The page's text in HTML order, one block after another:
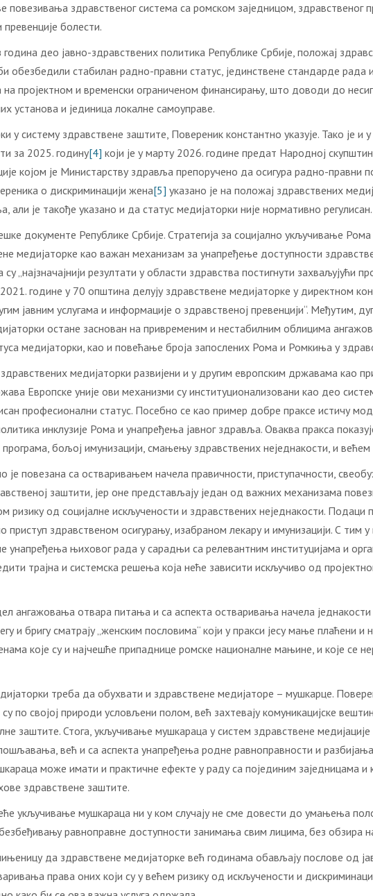
повезивања здравственог система са ромском заједницом,
болести.
део јавно-здравствених политика Републике Србије, положај
обезбедили стабилан радно-правни статус, јединствене стандарде
пројектном и временски ограниченом финансирању, што доводи до
установа и јединица локалне самоуправе.
у систему здравствене заштите, Повереник константно указује. Тако
за 2025. годину[4] који је у марту 2026. године предат Народној
којом је Министарству здравља препоручено да осигура радно-правни
о дискриминацији жена[5] указано је на положај здравствених
али је такође указано и да статус медијаторки није нормативно регулисан.
документе Републике Србије. Стратегија за социјално укључивање
медијаторке као важан механизам за унапређење доступности
„најзначајнији резултати у области здравства постигнути захваљујући
године у 70 општина делују здравствене медијаторке у директном
јавним услугама и информације о здравственој превенцији“. Међутим,
остане заснован на привременим и нестабилним облицима
медијаторки, као и повећање броја запослених Рома и Ромкиња у
медијаторки развијени и у другим европским државама као
Европске уније ови механизми су институционализовани као део
професионални статус. Посебно се као пример добре праксе истичу
инклузије Рома и унапређења јавног здравља. Оваква пракса
бољој имунизацији, смањењу здравствених неједнакости, и већем
је повезана са остваривањем начела правичности, приступачности,
заштити, јер оне представљају један од важних механизама
ризику од социјалне искључености и здравствених неједнакости. Подаци
приступ здравственом осигурању, изабраном лекару и имунизацији. С
унапређења њиховог рада у сарадњи са релевантним институцијама и
трајна и системска решења која неће зависити искључиво од
ангажовања отвара питања и са аспекта остваривања начела
и бригу сматрају „женским пословима“ који у пракси јесу мање плаћени
које су и најчешће припаднице ромске националне мањине, и које се
треба да обухвати и здравствене медијаторе – мушкарце.
по својој природи условљени полом, већ захтевају комуникацијске
заштите. Стога, укључивање мушкараца у систем здравствене
већ и са аспекта унапређења родне равноправности и
може имати и практичне ефекте у раду са појединим заједницама
здравствене заштите.
укључивање мушкараца ни у ком случају не сме довести до умањења
равноправне доступности занимања свим лицима, без обзира
да здравствене медијаторке већ годинама обављају послове од
права оних који су у већем ризику од искључености и